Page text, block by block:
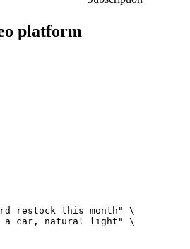
platform
restock this month" \
car, natural light" \